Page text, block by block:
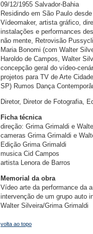
09/12/1955 Salvador-Bahia
Residindo em São Paulo
Vídeomaker, artista gráfico,
instalações e performances
não mente, Retrovisão
Maria Bonomi (com Walter
Haroldo de Campos, Walter
concepção geral do vídeo-
projetos para TV de Arte
SP) Rumos Dança
Diretor, Diretor de Fotografia,
Ficha técnica
direção: Grima Grimaldi e
cameras Grima Grimaldi e
Edição Grima Grimaldi
musica Cid Campos
artista Lenora de Barros
Memorial da obra
Vídeo arte da performance da
intervenção de um grupo auto
Walter Silveira/Grima Grimaldi
volta ao topo